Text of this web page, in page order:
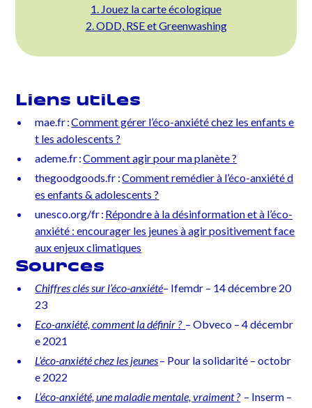
1. Jouez la carte écologique
2. ODD, RSE et Greenwashing
Liens utiles
mae.fr :Comment gérer l’éco-anxiété chez les enfants e
t les adolescents ?
ademe.fr :Comment agir pour ma planète ?
thegoodgoods.fr :Comment remédier à l’éco-anxiété d
es enfants & adolescents ?
unesco.org/fr : Répondre à la désinformation et à l’éco-
anxiété : encourager les jeunes à agir positivement face
aux enjeux climatiques
Sources
Chiffres clés sur l’éco-anxiété– Ifemdr – 14 décembre 20
23
Eco-anxiété, comment la définir ? – Obveco – 4 décembr
e 2021
L’éco-anxiété chez les jeunes– Pour la solidarité – octobr
e 2022
L’éco-anxiété, une maladie mentale, vraiment ?– Inserm –